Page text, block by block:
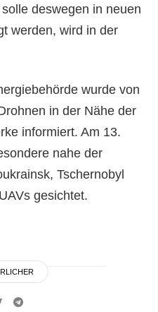
deswegen in neuen
werden, wird in der
wurde von
in der Nähe der
informiert. Am 13.
nahe der
Tschernobyl
gesichtet.